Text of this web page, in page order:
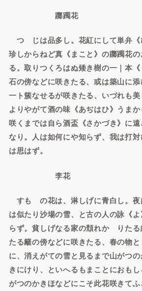
躑躅花
つゝじは品多し。花紅にして単弁《
珍しからねど真《まこと》の躑躅花
る。取りつくろはぬ矮き樹の一｜本
石の傍などに咲きたる、或は築山に添
一ト簇なせるが咲きたる、いづれも
よりやがて酒の味《あぢはひ》うま
咲くまでは自ら酒盃《さかづき》に
なり。人は如何にや知らず、我は打
は思はず。
李花
すもゝの花は、淋しげに青白し。
は似たり沙場の雪、と古の人の詠《
らず。貧しげなる家の頽れかゝりた
たる籬の傍などに咲きたる、春の物
に、消えがての雪と見るまで山がつ
きにけり、といへるもまことにおも
がつのかきほなどにこそ此花咲きてふ